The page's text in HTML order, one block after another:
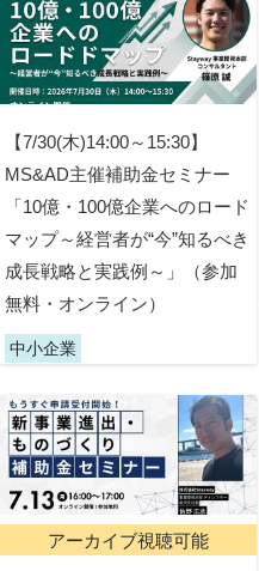
【7/30(木)14:00～15:30】
MS&AD主催補助金セミナー
「10億・100億企業へのロード
マップ～経営者が“今”知るべき
成長戦略と実践例～」（参加
無料・オンライン）
中小企業
アーカイブ視聴可能